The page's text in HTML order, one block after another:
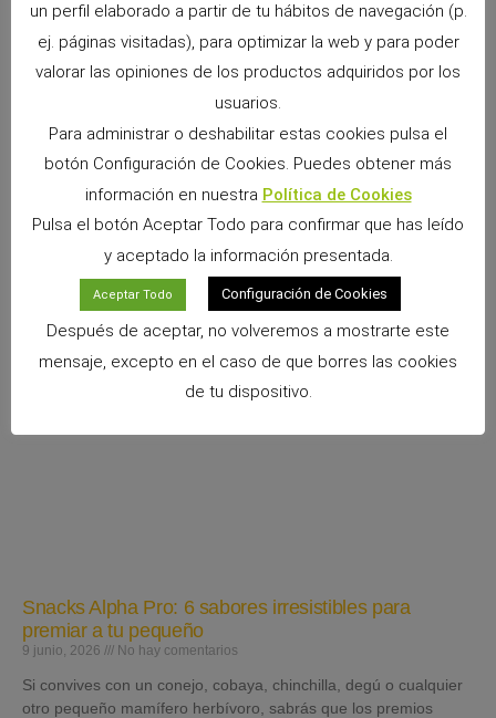
– El equipo de Cunipic
ANTERIOR
Libros Pet-Friendly para amantes de conejos, hurones, cobayas, hámsteres, pájaros y más
SIGUIENTE
¿Qué es exactamente un jerbo?
Snacks Alpha Pro: 6 sabores irresistibles para
premiar a tu pequeño
9 junio, 2026 No hay comentarios
Si convives con un conejo, cobaya, chinchilla, degú o cualquier
otro pequeño mamífero herbívoro, sabrás que los premios
un perfil elaborado a partir de tu hábitos de navegación (p.
ej. páginas visitadas), para optimizar la web y para poder
valorar las opiniones de los productos adquiridos por los
usuarios.
Para administrar o deshabilitar estas cookies pulsa el
botón Configuración de Cookies. Puedes obtener más
información en nuestra Política de Cookies
Pulsa el botón Aceptar Todo para confirmar que has leído
y aceptado la información presentada.
Aceptar Todo Configuración de Cookies
Después de aceptar, no volveremos a mostrarte este
mensaje, excepto en el caso de que borres las cookies
de tu dispositivo.